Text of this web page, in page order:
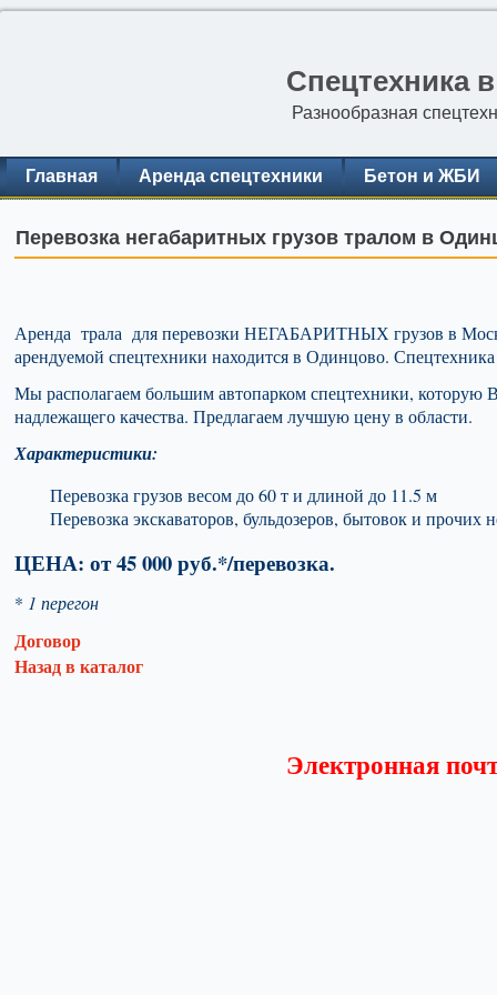
Спецтехника
Разнообразная
Главная Аренда спецтехники Бетон и ЖБИ
Перевозка негабаритных грузов тралом в
Аренда трала для перевозки НЕГАБАРИТНЫХ грузов в
арендуемой спецтехники находится в Одинцово. Спецтехника
Мы располагаем большим автопарком спецтехники, которую
надлежащего качества. Предлагаем лучшую цену в области.
Характеристики:
Перевозка грузов весом до 60 т и длиной до 11.5 м
Перевозка экскаваторов, бульдозеров, бытовок и прочих
ЦЕНА: от 45 000 руб.*/перевозка.
* 1 перегон
Договор
Назад в каталог
Электронная